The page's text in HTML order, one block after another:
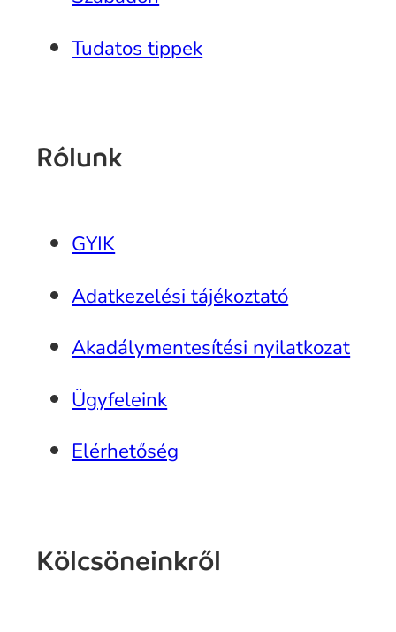
Tudatos tippek
Rólunk
GYIK
Adatkezelési tájékoztató
Akadálymentesítési nyilatkozat
Ügyfeleink
Elérhetőség
Kölcsöneinkről